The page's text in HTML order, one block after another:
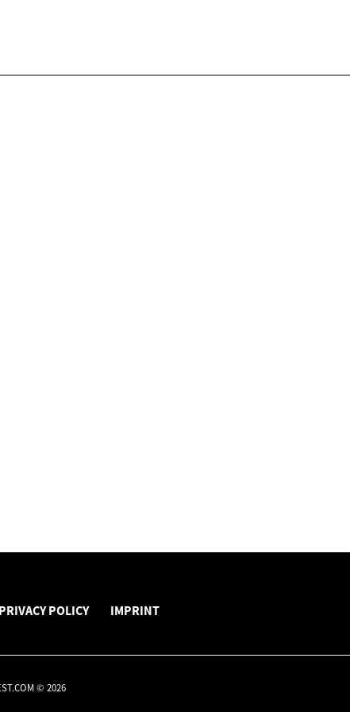
PRIVACY POLICY IMPRINT
© 2026